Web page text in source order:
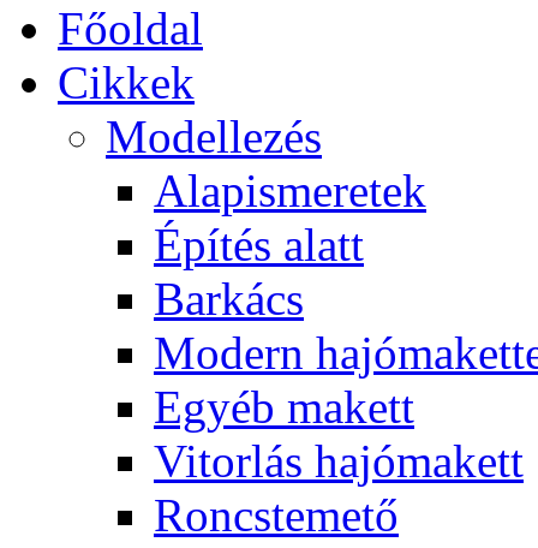
Főoldal
Cikkek
Modellezés
Alapismeretek
Építés alatt
Barkács
Modern
Egyéb makett
Vitorlás hajómakett
Roncstemető